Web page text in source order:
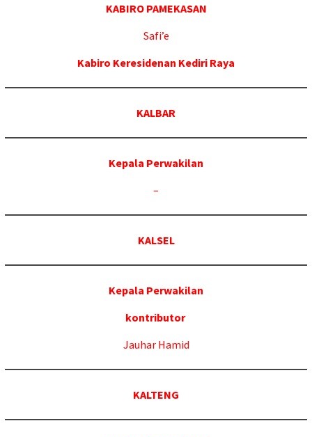
KABIRO PAMEKASAN
Safi’e
Kabiro Keresidenan Kediri Raya
KALBAR
Kepala Perwakilan
–
KALSEL
Kepala Perwakilan
kontributor
Jauhar Hamid
KALTENG